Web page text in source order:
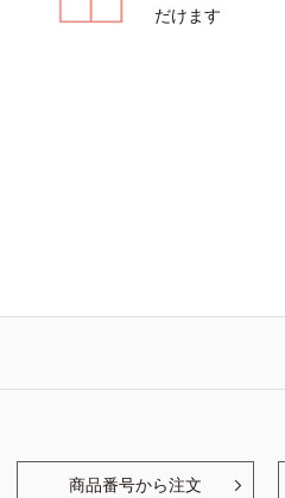
だけます
商品番号から注文